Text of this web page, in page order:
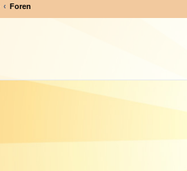
Foren